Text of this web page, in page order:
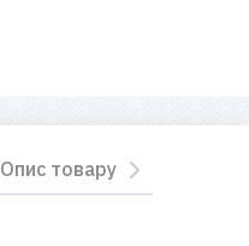
Опис товару